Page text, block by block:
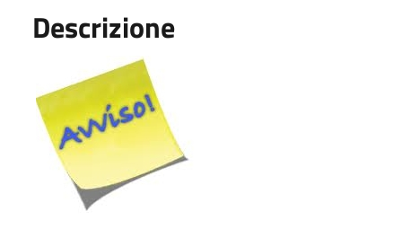
Descrizione